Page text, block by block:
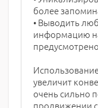
более
• Выводить
информацию
предусмотрено
увеличит
очень сильно
продвижении